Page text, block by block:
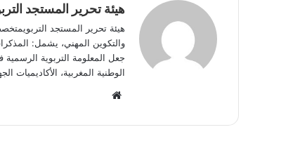
هيئة تحرير المستجد
هيئة تحرير المستجد
والتكوين المهني، يشمل:
جعل المعلومة التربوية
الوطنية المغربية،